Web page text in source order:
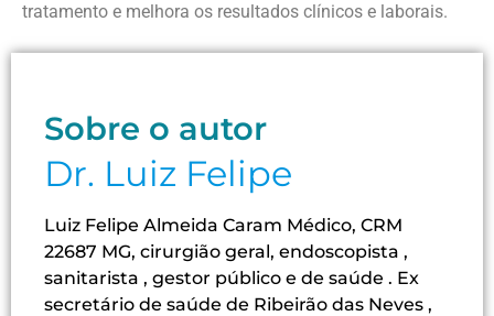
tratamento e melhora os resultados clínicos e laborais.
Sobre o autor
Dr. Luiz Felipe
Luiz Felipe Almeida Caram Médico, CRM
22687 MG, cirurgião geral, endoscopista ,
sanitarista , gestor público e de saúde . Ex
secretário de saúde de Ribeirão das Neves ,